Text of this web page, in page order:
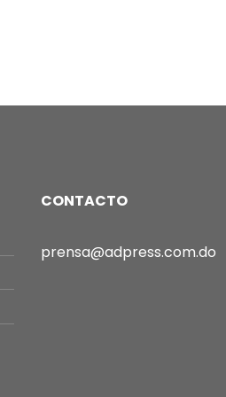
CONTACTO
prensa@adpress.com.do